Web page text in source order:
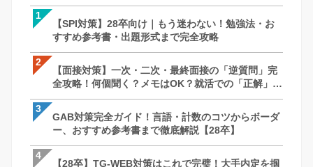
1
【SPI対策】28卒向け｜もう迷わない！勉強法・お
すすめ参考書・出題形式まで完全攻略
2
【面接対策】一次・二次・最終面接の「逆質問」完
全攻略！何個聞く？メモはOK？就活での「正解」を
徹底解説｜27卒・28卒向け
3
GAB対策完全ガイド！言語・計数のコツからボーダ
ー、おすすめ参考書まで徹底解説【28卒】
4
【28卒】TG-WEB対策はこれで完璧！大手内定を掴
【SPI対策】28卒向け｜もう迷わない！
すすめ参考書・出題形式まで完全攻略
【面接対策】一次・二次・最終面接の「
全攻略！何個聞く？メモはOK？就活での
徹底解説｜27卒・28卒向け
最終面接って何聞かれるの？落ちる理由
社長を納得させる回答・逆質問と必須対
説
ケース面接とは？例題と解答パターン/対
【面接対策】一次・二次・最終面接の「
全攻略！何個聞く？メモはOK？就活での
徹底解説｜27卒・28卒向け
【SPI対策】28卒向け｜もう迷わない！
すすめ参考書・出題形式まで完全攻略
ケース面接とは？例題と解答パターン/対
で完全網羅！【28卒】
最終面接って何聞かれるの？落ちる理由